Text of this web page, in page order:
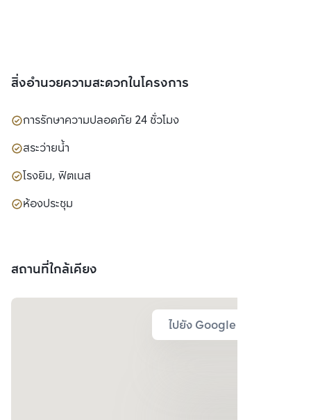
สิ่งอำนวยความสะดวกในโครงการ
การรักษาความปลอดภัย 24 ชั่วโมง
สระว่ายน้ำ
โรงยิม, ฟิตเนส
ห้องประชุม
สถานที่ใกล้เคียง
ไปยัง Google Map